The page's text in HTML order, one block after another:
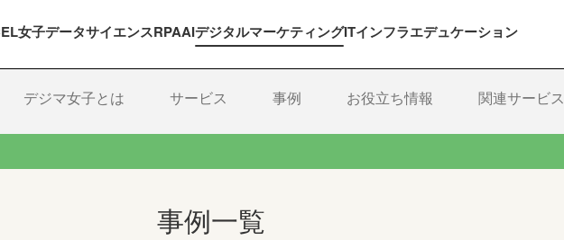
女子データサイエンスRPAAIデジタルマーケティングITインフラエデュケーション
デジマ女子とは サービス 事例 お役立ち情報 関連サービス
事例一覧